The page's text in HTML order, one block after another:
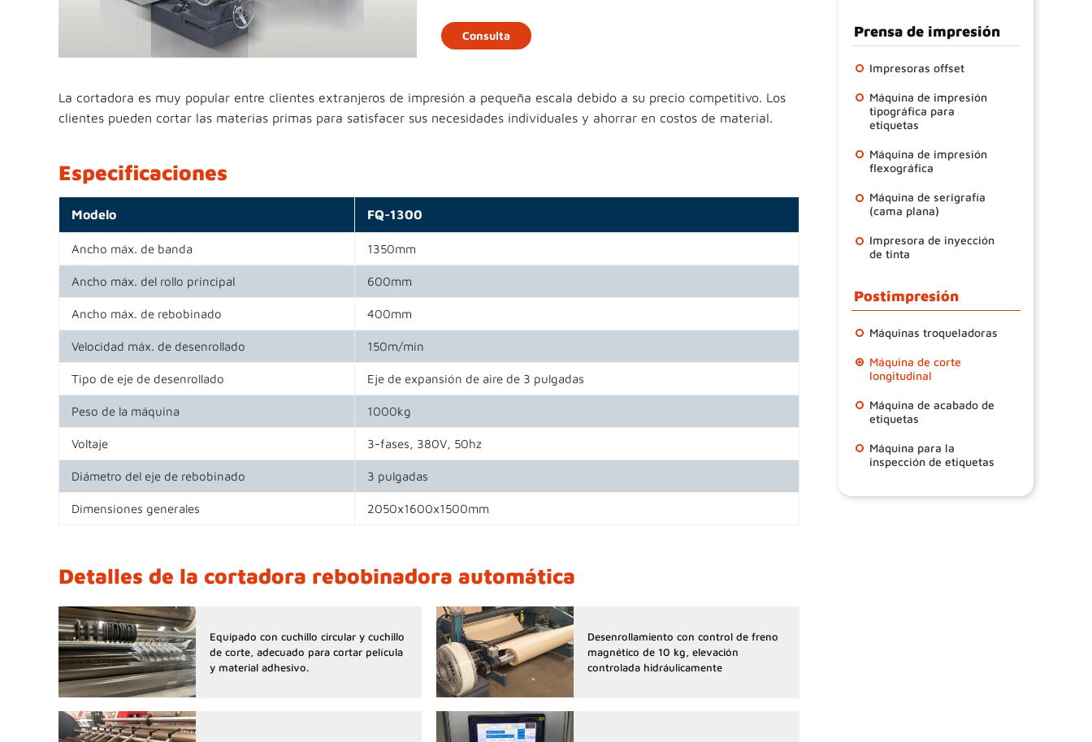
Consulta
La cortadora es muy popular entre clientes extranjeros de impresión a pequeña escala debido a su precio competitivo. Los
clientes pueden cortar las materias primas para satisfacer sus necesidades individuales y ahorrar en costos de material.
Especificaciones
Modelo FQ-1300
Ancho máx. de banda 1350mm
Ancho máx. del rollo principal 600mm
Ancho máx. de rebobinado 400mm
Velocidad máx. de desenrollado 150m/min
Tipo de eje de desenrollado Eje de expansión de aire de 3 pulgadas
Peso de la máquina 1000kg
Voltaje 3-fases, 380V, 50hz
Diámetro del eje de rebobinado 3 pulgadas
Dimensiones generales 2050x1600x1500mm
Detalles de la cortadora rebobinadora automática
Equipado con cuchillo circular y cuchillo
de corte, adecuado para cortar película
y material adhesivo.
Desenrollamiento con control de freno
magnético de 10 kg, elevación
controlada hidráulicamente
Prensa de impresión
Impresoras offset
Máquina de impresión
tipográfica para
etiquetas
Máquina de impresión
flexográfica
Máquina de serigrafía
(cama plana)
Impresora de inyección
de tinta
Postimpresión
Máquinas troqueladoras
Máquina de corte
longitudinal
Máquina de acabado de
etiquetas
Máquina para la
inspección de etiquetas